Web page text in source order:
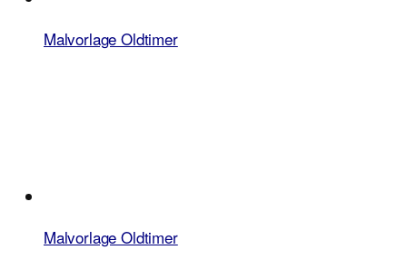
Malvorlage Oldtimer
Malvorlage Oldtimer